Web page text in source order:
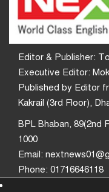
Editor & Publisher:
Executive Editor:
Published by Editor
Kakrail (3rd Floor),
BPL Bhaban, 89(2nd
1000
Email:
Phone: 01716646118